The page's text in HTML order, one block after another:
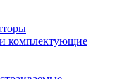
комплектующие